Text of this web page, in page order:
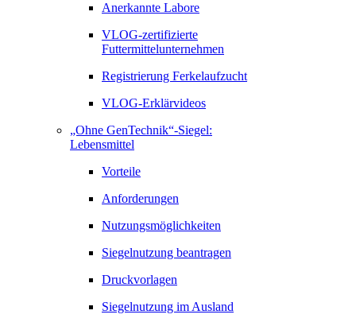
Anerkannte Labore
VLOG-zertifizierte
Futtermittelunternehmen
Registrierung Ferkelaufzucht
VLOG-Erklärvideos
„Ohne GenTechnik“-Siegel:
Lebensmittel
Vorteile
Anforderungen
Nutzungsmöglichkeiten
Siegelnutzung beantragen
Druckvorlagen
Siegelnutzung im Ausland